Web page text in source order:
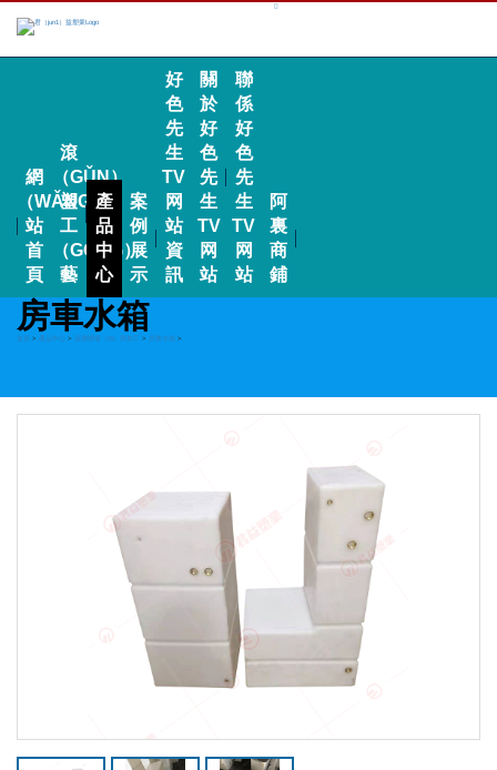
網
（WǍNG）
站
首
頁
滾
（GǓN）
塑
工
（GŌNG）
藝
產
品
中
心
案
例
展
示
好
色
先
生
TV
网
站
資
訊
關
於
好
色
先
生
TV
网
站
聯
係
好
色
先
生
TV
网
站
阿
裏
商
鋪
房車水箱
首頁 > 產品中心 > 滾塑開發（fā）與加工 > 房車水箱 >